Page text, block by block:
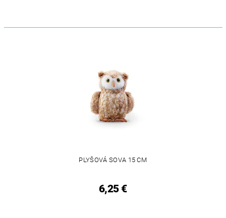
PLYŠOVÁ SOVA 15 CM
6,25 €